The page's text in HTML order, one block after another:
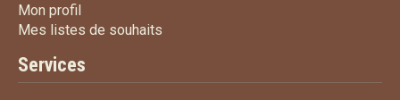
Mon profil
Mes listes de souhaits
Services